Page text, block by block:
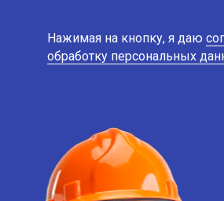
Нажимая на кнопку, я даю
обработку персональных